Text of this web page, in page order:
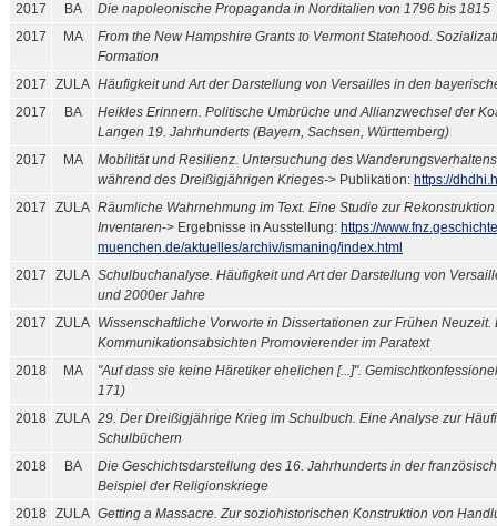
2017
BA
Die napoleonische Propaganda in Norditalien von 1796 bis 1815
2017
MA
From the New Hampshire Grants to Vermont Statehood.
Formation
2017
ZULA Häufigkeit und Art der Darstellung von Versailles in den
2017
BA
Heikles Erinnern. Politische Umbrüche und Allianzwechsel der
Langen 19. Jahrhunderts (Bayern, Sachsen, Württemberg)
2017
MA
Mobilität und Resilienz. Untersuchung des
während des Dreißigjährigen Krieges-> Publikation: https://
2017
ZULA Räumliche Wahrnehmung im Text. Eine Studie zur
Inventaren-> Ergebnisse in Ausstellung: https://
muenchen.de/aktuelles/archiv/ismaning/index.html
2017
ZULA Schulbuchanalyse. Häufigkeit und Art der Darstellung von
und 2000er Jahre
2017
ZULA Wissenschaftliche Vorworte in Dissertationen zur Frühen
Kommunikationsabsichten Promovierender im Paratext
2018
MA
"Auf dass sie keine Häretiker ehelichen [...]".
171)
2018
ZULA 29. Der Dreißigjährige Krieg im Schulbuch. Eine Analyse zur
Schulbüchern
2018
BA
Die Geschichtsdarstellung des 16. Jahrhunderts in der
Beispiel der Religionskriege
2018
ZULA Getting a Massacre. Zur soziohistorischen Konstruktion von